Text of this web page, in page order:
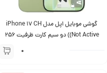
گوشی موبایل اپل مدل iPhone 17 CH
(Not Active) دو سیم کارت ظرفیت 256